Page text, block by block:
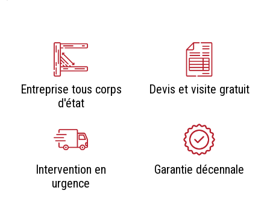
Entreprise tous corps
d'état
Devis et visite gratuit
Intervention en
urgence
Garantie décennale